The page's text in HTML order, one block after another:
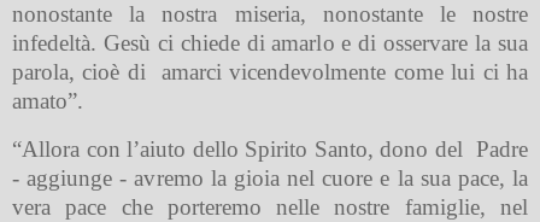
nonostante la nostra miseria, nonostante le nostre
infedeltà. Gesù ci chiede di amarlo e di osservare la sua
parola, cioè di
amarci vicendevolmente come lui ci ha
amato”.
“Allora con l’aiuto dello Spirito Santo, dono del Padre
- aggiunge - avremo la gioia nel cuore e la sua pace, la
vera pace che porteremo nelle nostre famiglie, nel